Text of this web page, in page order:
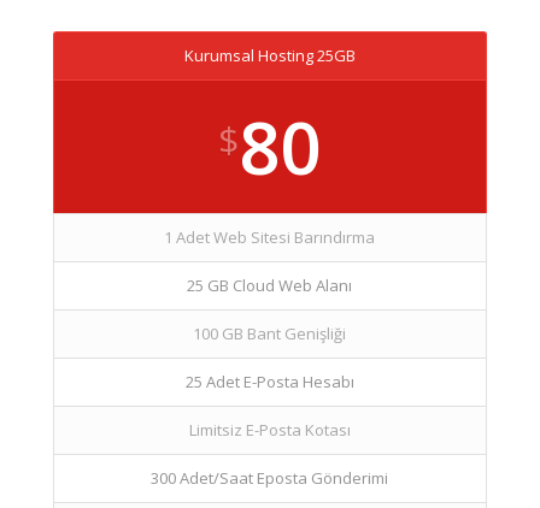
Kurumsal Hosting 25GB
$80
1 Adet Web Sitesi Barındırma
25 GB Cloud Web Alanı
100 GB Bant Genişliği
25 Adet E-Posta Hesabı
Limitsiz E-Posta Kotası
300 Adet/Saat Eposta Gönderimi